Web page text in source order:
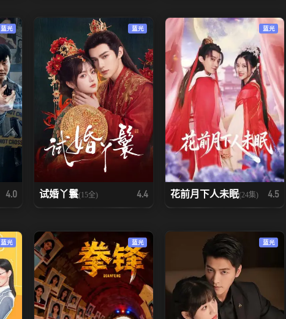
蓝光
4.0
蓝光
试婚丫鬟(15全) 4.4
蓝光
花前月下人未眠(24集) 4.5
蓝光 蓝光 蓝光